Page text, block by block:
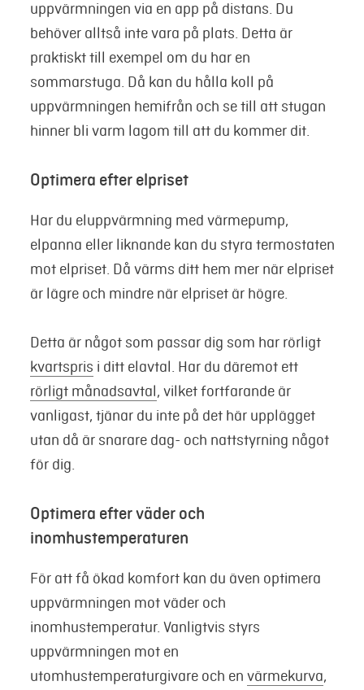
uppvärmningen via en app på distans. Du
behöver alltså inte vara på plats. Detta är
praktiskt till exempel om du har en
sommarstuga. Då kan du hålla koll på
uppvärmningen hemifrån och se till att stugan
hinner bli varm lagom till att du kommer dit.
Optimera efter elpriset
Har du eluppvärmning med värmepump,
elpanna eller liknande kan du styra termostaten
mot elpriset. Då värms ditt hem mer när elpriset
är lägre och mindre när elpriset är högre.
Detta är något som passar dig som har rörligt
kvartspris i ditt elavtal. Har du däremot ett
rörligt månadsavtal, vilket fortfarande är
vanligast, tjänar du inte på det här upplägget
utan då är snarare dag- och nattstyrning något
för dig.
Optimera efter väder och
inomhustemperaturen
För att få ökad komfort kan du även optimera
uppvärmningen mot väder och
inomhustemperatur. Vanligtvis styrs
uppvärmningen mot en
utomhustemperaturgivare och en värmekurva,